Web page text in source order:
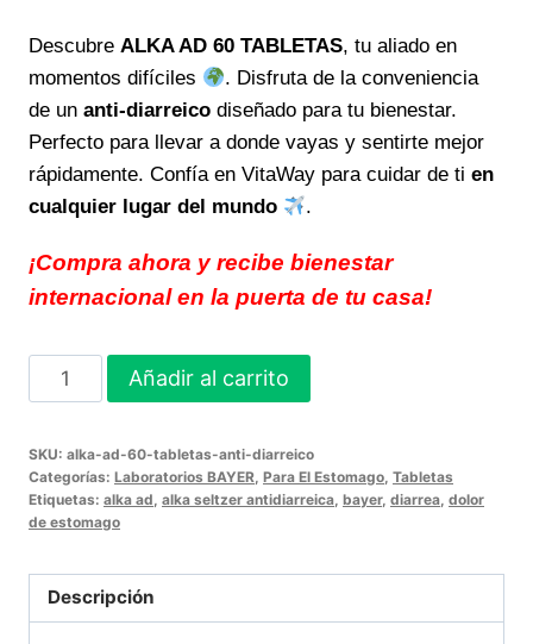
Descubre ALKA AD 60 TABLETAS, tu aliado en
momentos difíciles
. Disfruta de la conveniencia
de un anti-diarreico diseñado para tu bienestar.
Perfecto para llevar a donde vayas y sentirte mejor
rápidamente. Confía en VitaWay para cuidar de ti en
cualquier lugar del mundo
.
¡Compra ahora y recibe bienestar
internacional en la puerta de tu casa!
ALKA
AD
TABLETAS
Anti-
Diarreico
rápido
y
Añadir al carrito
SKU: alka-ad-60-tabletas-anti-diarreico
Categorías: Laboratorios BAYER Para El Estomago Tabletas
Etiquetas: alka ad alka seltzer antidiarreica bayer, diarrea dolor
de estomago
Descripción